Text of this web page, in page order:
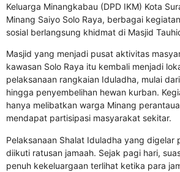
Keluarga Minangkabau (DPD IKM) Kota
Minang Saiyo Solo Raya, berbagai
sosial berlangsung khidmat di Masjid
Masjid yang menjadi pusat aktivitas
kawasan Solo Raya itu kembali menjadi
pelaksanaan rangkaian Iduladha, mulai
hingga penyembelihan hewan kurban.
hanya melibatkan warga Minang
mendapat partisipasi masyarakat sekitar.
Pelaksanaan Shalat Iduladha yang digelar
diikuti ratusan jamaah. Sejak pagi hari,
penuh kekeluargaan terlihat ketika para